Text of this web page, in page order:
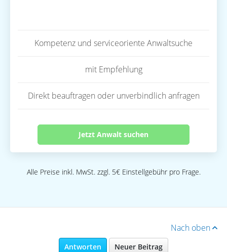
Kompetenz und serviceoriente Anwaltsuche
mit Empfehlung
Direkt beauftragen oder unverbindlich anfragen
Jetzt Anwalt suchen
Alle Preise inkl. MwSt. zzgl. 5€ Einstellgebühr pro Frage.
Nach oben
Antworten Neuer Beitrag